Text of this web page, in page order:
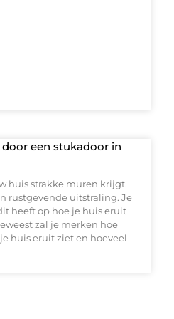
een stukadoor in
huis strakke muren krijgt.
rustgevende uitstraling. Je
heeft op hoe je huis eruit
zal je merken hoe
huis eruit ziet en hoeveel